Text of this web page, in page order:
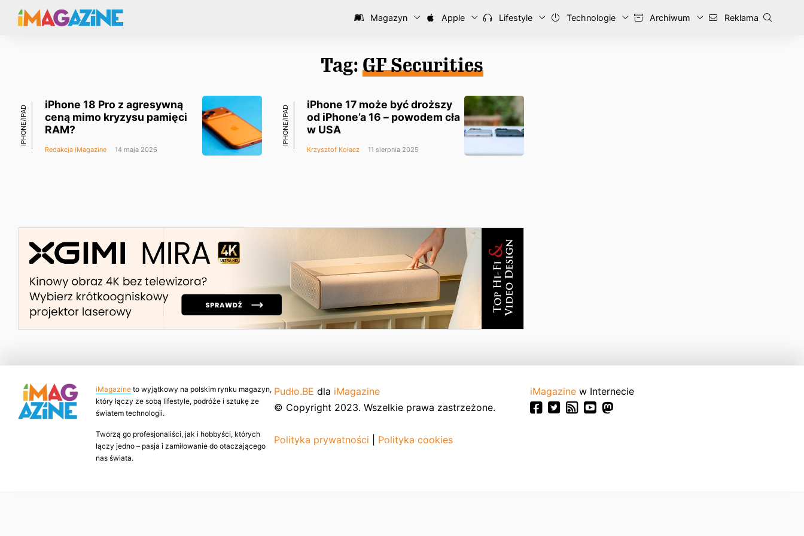
Magazyn Apple Lifestyle Technologie Archiwum Reklama
Tag: GF Securities
IPHONE/IPAD
iPhone 18 Pro z agresywną
ceną mimo kryzysu pamięci
RAM?
Redakcja iMagazine 14 maja 2026
IPHONE/IPAD
iPhone 17 może być droższy
od iPhone’a 16 – powodem cła
w USA
Krzysztof Kołacz 11 sierpnia 2025
iMagazine to wyjątkowy na polskim rynku magazyn,
który łączy ze sobą lifestyle, podróże i sztukę ze
światem technologii.
Tworzą go profesjonaliści, jak i hobbyści, których
łączy jedno – pasja i zamiłowanie do otaczającego
nas świata.
Pudło.BE dla iMagazine
© Copyright 2023. Wszelkie prawa zastrzeżone.
Polityka prywatności Polityka cookies
iMagazine w Internecie